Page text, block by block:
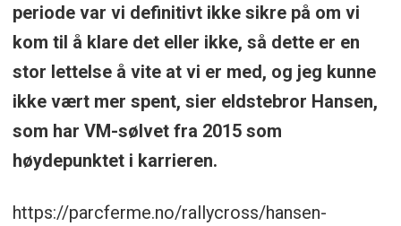
periode var vi definitivt ikke sikre på om vi
kom til å klare det eller ikke, så dette er en
stor lettelse å vite at vi er med, og jeg kunne
ikke vært mer spent, sier eldstebror Hansen,
som har VM-sølvet fra 2015 som
høydepunktet i karrieren.
https://parcferme.no/rallycross/hansen-